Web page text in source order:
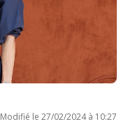
Modifié le 27/02/2024 à 10:27